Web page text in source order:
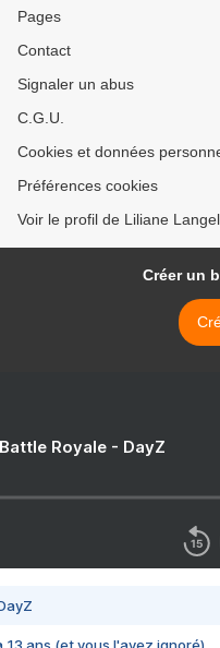
Pages
Contact
Signaler un abus
C.G.U.
Cookies et données
Préférences cookies
Voir le profil de Liliane
Créer un
Royale - DayZ